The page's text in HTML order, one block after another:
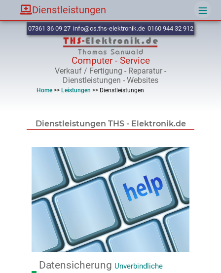
07361 36 09 27 info@cs.ths-elektronik.de 0160 944 32 912
Computer - Service
Verkauf / Fertigung - Reparatur -
Dienstleistungen - Websites
Home >> Leistungen >> Dienstleistungen
Dienstleistungen THS - Elektronik.de
Datensicherung Unverbindliche
Dienstleistungen ≡